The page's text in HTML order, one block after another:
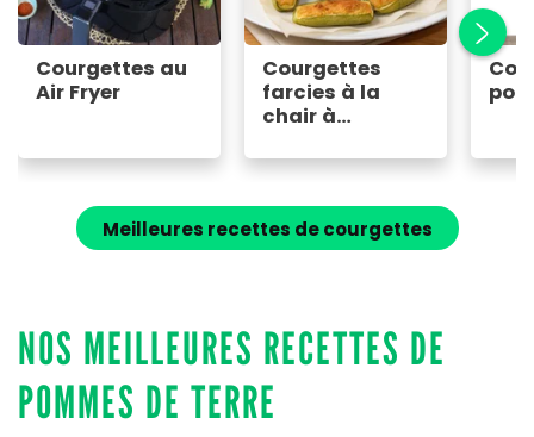
Courgettes au
Air Fryer
Courgettes
farcies à la
chair à
Meilleures recettes de courgettes
NOS MEILLEURES RECETTES DE
POMMES DE TERRE